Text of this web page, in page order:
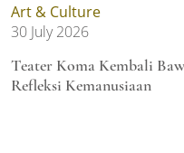
Art & Culture
30 July 2026
Teater Koma Kembali
Refleksi Kemanusiaan